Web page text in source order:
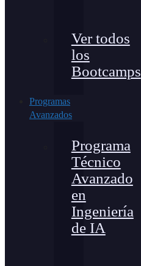
Ver todos
los
Bootcamps
Programas
Avanzados
Programa
Técnico
Avanzado
en
Ingeniería
de IA